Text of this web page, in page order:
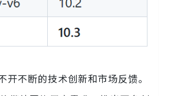
开不断的技术创新和市场反馈。